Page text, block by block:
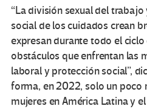
“La división sexual del
social de los cuidados crean
expresan durante todo el
obstáculos que enfrentan las
laboral y protección social”,
forma, en 2022, solo un poco
mujeres en América Latina y